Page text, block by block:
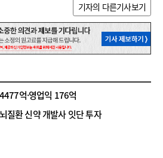
기자의 다른기사보기
억·영업익 176억
질환 신약 개발사 잇단 투자